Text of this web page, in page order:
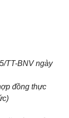
TT-BNV ngày
đồng thực